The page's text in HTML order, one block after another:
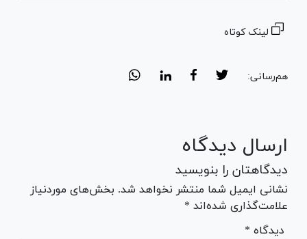
لینک کوتاه
هم‌رسانی:
ارسال دیدگاه
دیدگاهتان را بنویسید
نشانی ایمیل شما منتشر نخواهد شد. بخش‌های موردنیاز
علامت‌گذاری شده‌اند *
* دیدگاه